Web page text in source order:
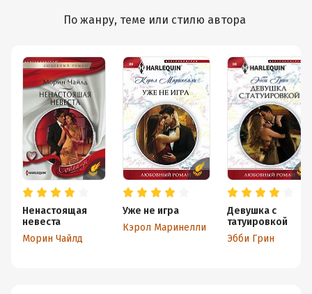
По жанру, теме или стилю автора
Ненастоящая
невеста
Морин Чайлд
Уже не игра
Кэрол Маринелли
Девушка с
татуировкой
Эбби Грин